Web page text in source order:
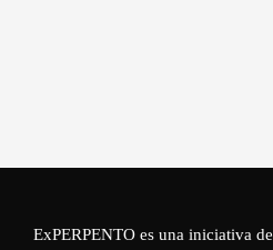
ExPERPENTO es una iniciativa de